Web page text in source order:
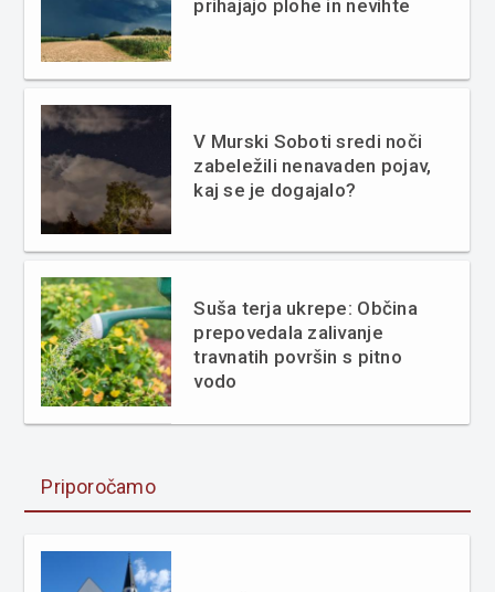
prihajajo plohe in nevihte
V Murski Soboti sredi noči
zabeležili nenavaden pojav,
kaj se je dogajalo?
Suša terja ukrepe: Občina
prepovedala zalivanje
travnatih površin s pitno
vodo
Priporočamo